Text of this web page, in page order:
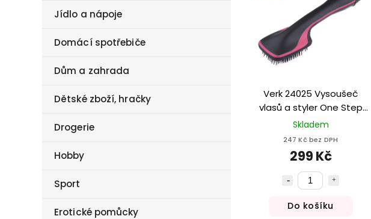
Jídlo a nápoje
Domácí spotřebiče
Dům a zahrada
Dětské zboží, hračky
Drogerie
Hobby
Sport
Erotické pomůcky
Verk 24025 Vysoušeč
vlasů a styler One Step
Styler
Skladem
247 Kč bez DPH
299 Kč
Do košíku